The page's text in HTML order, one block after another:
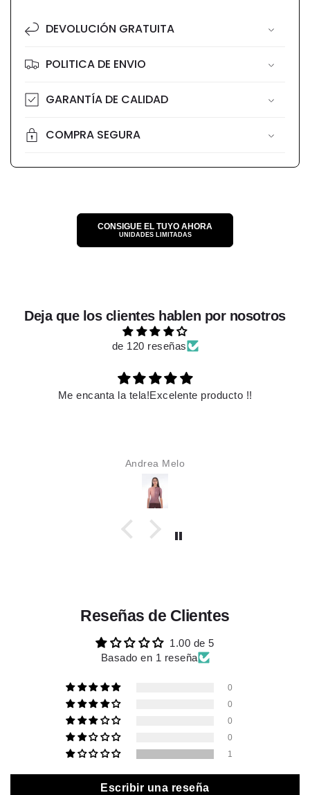
DEVOLUCIÓN GRATUITA
POLITICA DE ENVIO
GARANTÍA DE CALIDAD
COMPRA SEGURA
CONSIGUE EL TUYO AHORA
UNIDADES LIMITADAS
Deja que los clientes hablen por nosotros
de 120 reseñas
Es hermoso
Karime Alzate
Reseñas de Clientes
1.00 de 5
Basado en 1 reseña
0
0
0
0
1
Escribir una reseña